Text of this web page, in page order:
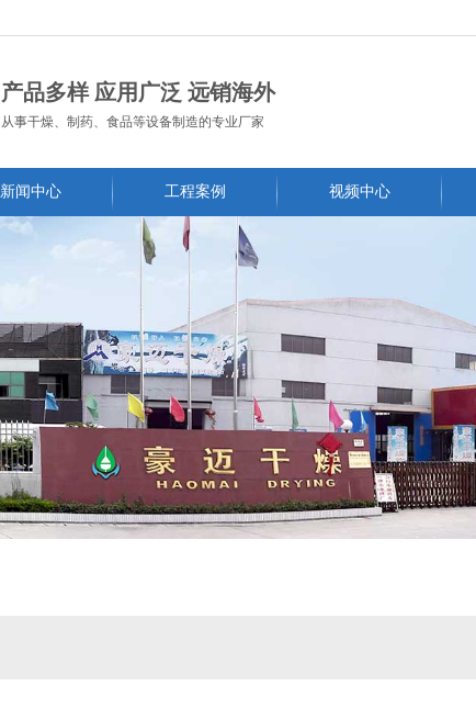
产品多样 应用广泛 远销海外
从事干燥、制药、食品等设备制造的专业厂家
新闻中心 工程案例 视频中心